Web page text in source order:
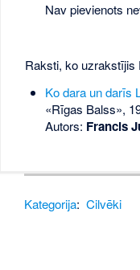
Nav pievienots
Raksti, ko uzrakstījis
Ko dara un darīs
«Rīgas Balss»,
Autors: Francis
Kategorija: Cilvēki